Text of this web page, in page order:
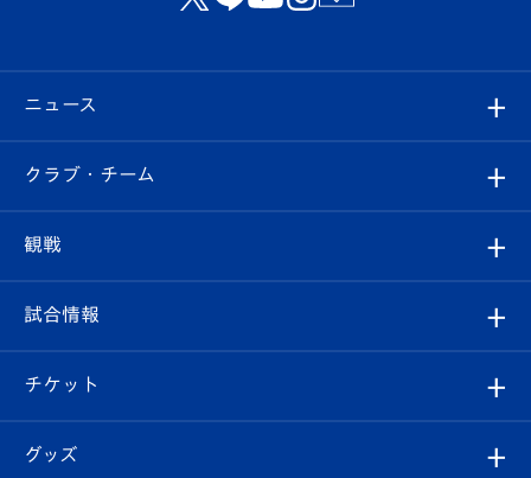
ニュース
すべて
クラブ
試合情報
チケット
クラブ・チーム
クラブ概要
エンブレム紹介
観戦
観戦ルール
はじめての観戦ガイド
試合情報
試合日程/結果
チケット
チケット
グッズ